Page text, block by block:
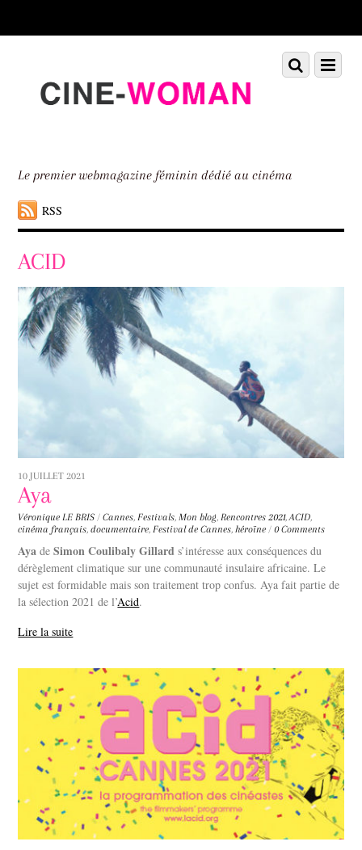
down
Le premier webmagazine féminin dédié au cinéma
RSS
Menu
Scroll
down
ACID
10 JUILLET 2021
Aya
Véronique LE BRIS / Cannes, Festivals, Mon blog, Rencontres 2021,ACID,
cinéma français,documentaire, Festival de Cannes,héroïne / 0 Comments
Aya deSimon Coulibaly Gillard s’intéresse aux conséquences du
dérèglement climatique sur une communauté insulaire africaine. Le
sujet est formidable mais son traitement trop confus. Aya fait partie de
la sélection 2021 de l’Acid.
Lire la suite